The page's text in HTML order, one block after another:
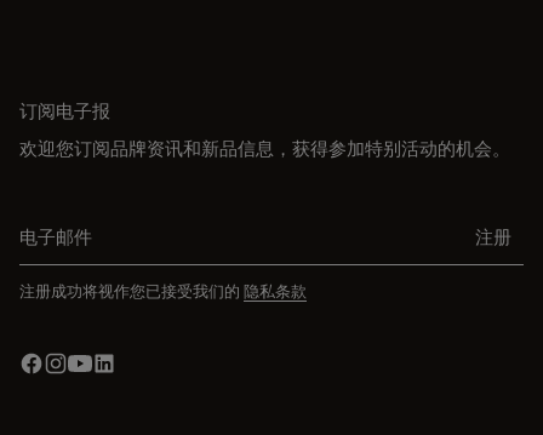
订阅电子报
欢迎您订阅品牌资讯和新品信息，获得参加特别活动的机会。
注册
注册成功将视作您已接受我们的 隐私条款